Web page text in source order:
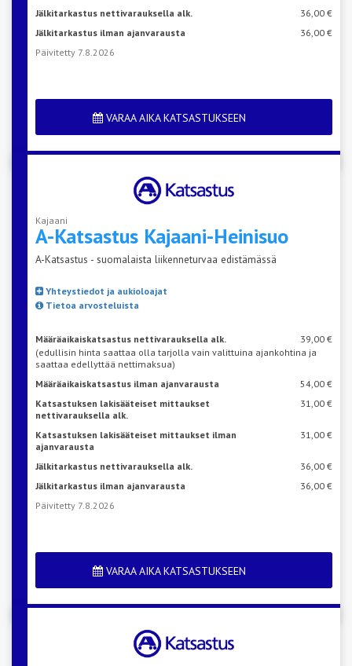
Jälkitarkastus nettivarauksella alk.
36,00 €
Jälkitarkastus ilman ajanvarausta
36,00 €
Päivitetty 7.8.2026
VARAA AIKA KATSASTUKSEEN
Kajaani
A-Katsastus Kajaani-Heinisuo
A-Katsastus - suomalaista liikenneturvaa edistämässä
Yhteystiedot ja aukioloajat
Tietoa arvosteluista
Määräaikaiskatsastus nettivarauksella alk.
39,00 €
(edullisin hinta saattaa olla tarjolla vain valittuina ajankohtina ja
saattaa edellyttää nettimaksua)
Määräaikaiskatsastus ilman ajanvarausta
54,00 €
Katsastuksen lakisääteiset mittaukset
nettivarauksella alk.
31,00 €
Katsastuksen lakisääteiset mittaukset ilman
ajanvarausta
31,00 €
Jälkitarkastus nettivarauksella alk.
36,00 €
Jälkitarkastus ilman ajanvarausta
36,00 €
Päivitetty 7.8.2026
VARAA AIKA KATSASTUKSEEN